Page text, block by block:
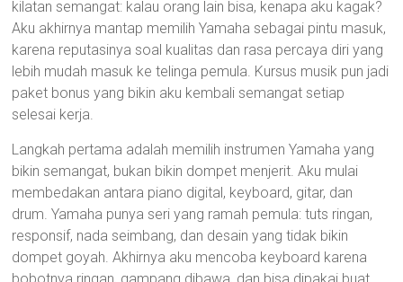
kilatan semangat: kalau orang lain bisa, kenapa aku kagak?
Aku akhirnya mantap memilih Yamaha sebagai pintu masuk,
karena reputasinya soal kualitas dan rasa percaya diri yang
lebih mudah masuk ke telinga pemula. Kursus musik pun jadi
paket bonus yang bikin aku kembali semangat setiap
selesai kerja.
Langkah pertama adalah memilih instrumen Yamaha yang
bikin semangat, bukan bikin dompet menjerit. Aku mulai
membedakan antara piano digital, keyboard, gitar, dan
drum. Yamaha punya seri yang ramah pemula: tuts ringan,
responsif, nada seimbang, dan desain yang tidak bikin
dompet goyah. Akhirnya aku mencoba keyboard karena